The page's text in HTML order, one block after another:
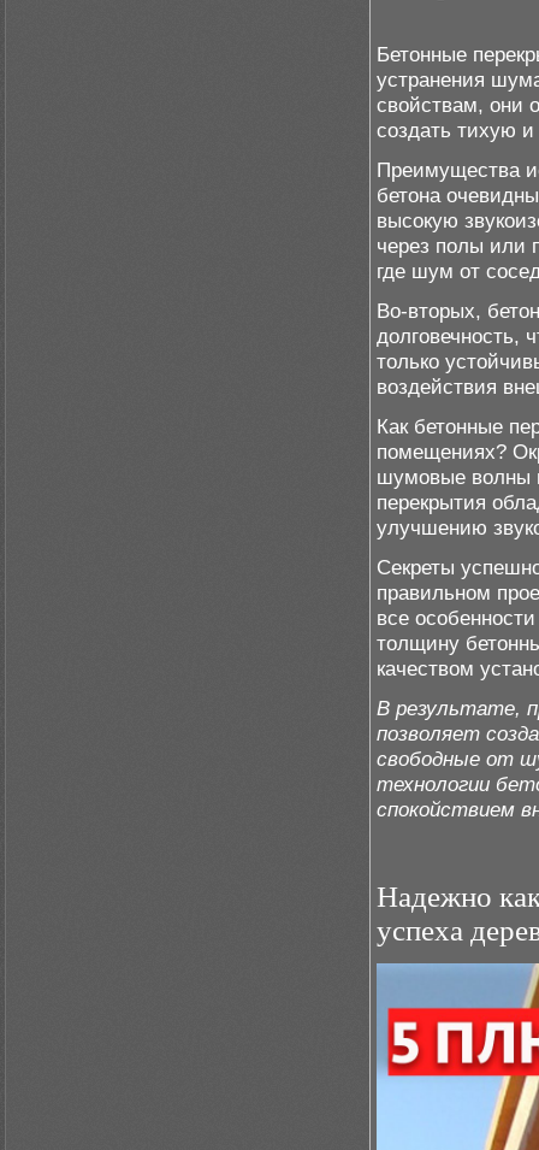
Бетонные
устранения
свойствам, они
создать тихую
Преимущества
бетона
высокую
через полы или
где шум от
Во-вторых,
долговечность,
только
воздействия
Как бетонные
помещениях?
шумовые волны
перекрытия
улучшению
Секреты
правильном
все
толщину
качеством
В результате,
позволяет
свободные от
технологии
спокойствием
Надежно
успеха